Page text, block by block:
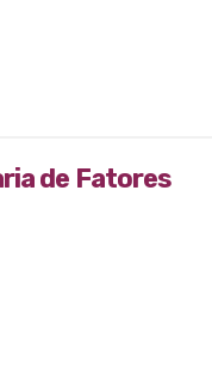
de Fatores